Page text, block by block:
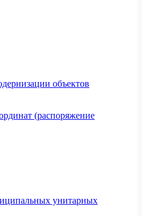
объектов
(распоряжение
унитарных